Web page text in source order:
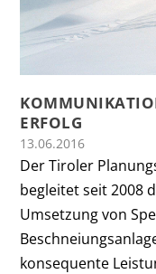
ERFOLG
13.06.2016
Der Tiroler
begleitet seit 2008
Umsetzung von
konsequente